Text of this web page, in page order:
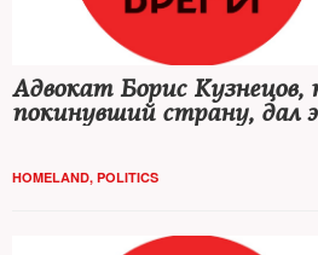
Адвокат Борис Кузнецов,
покинувший страну, дал
HOMELAND, POLITICS